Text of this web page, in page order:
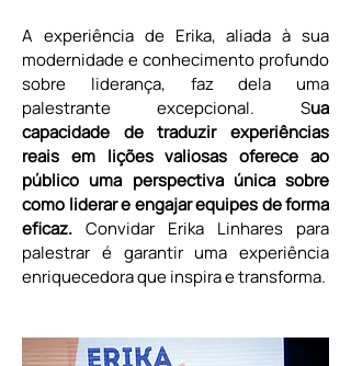
A experiência de Erika, aliada à sua
modernidade e conhecimento profundo
sobre liderança, faz dela uma
palestrante excepcional. Sua
capacidade de traduzir experiências
reais em lições valiosas oferece ao
público uma perspectiva única sobre
como liderar e engajar equipes de forma
eficaz. Convidar Erika Linhares para
palestrar é garantir uma experiência
enriquecedora que inspira e transforma.